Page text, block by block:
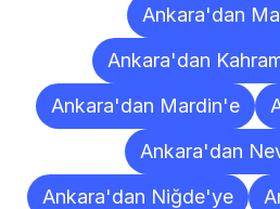
Ankara'dan
Ankara'dan
Ankara'dan Mardin'e
Ankara'dan
Ankara'dan Niğde'ye